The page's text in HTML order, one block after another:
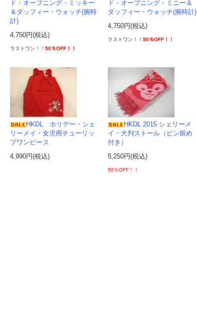
ド・オープニング・ミッキー
＆ダッフィー・ウォッチ(腕時
計)
4,750円(税込)
ラストワン！！ 50％OFF！！
ド・オープニング・ミニー＆
ダッフィー・ウォッチ(腕時計)
4,750円(税込)
ラストワン！！ 50％OFF！！
HKDL ホリデー・シェ
リーメイ・女児用チューリッ
プワンピース
4,990円(税込)
HKDL 2015 シェリーメ
イ・大判ストール（ピン留め
付き）
5,250円(税込)
50％OFF！！